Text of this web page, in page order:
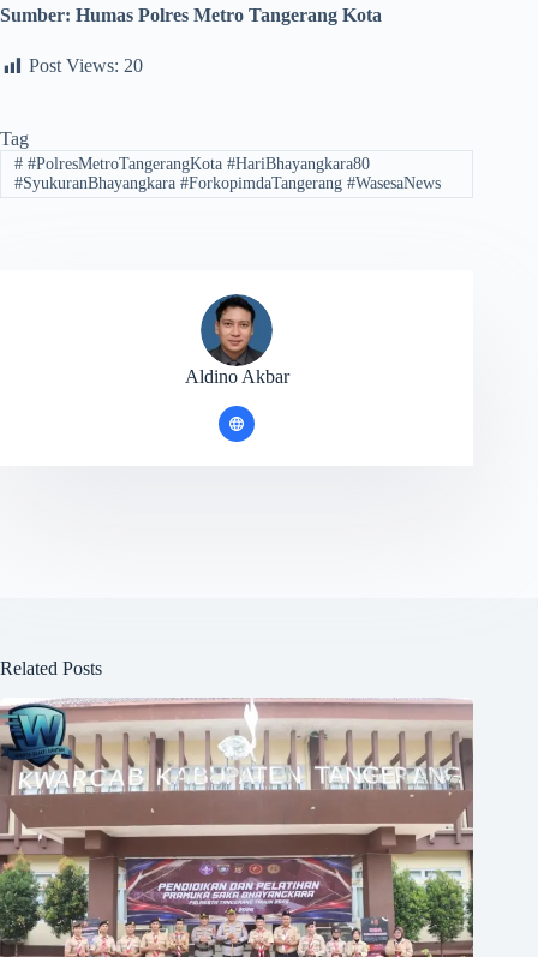
Sumber: Humas Polres Metro Tangerang Kota
Post Views: 20
Tag
##PolresMetroTangerangKota #HariBhayangkara80
#SyukuranBhayangkara #ForkopimdaTangerang #WasesaNews
Aldino Akbar
Related Posts